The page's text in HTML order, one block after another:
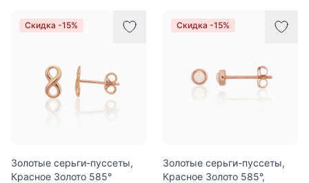
Скидка -15%
Золотые серьги-пуссеты,
Красное Золото 585°
Скидка -15%
Золотые серьги-пуссеты,
Красное Золото 585°,